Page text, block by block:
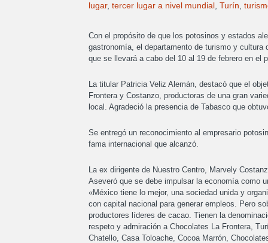
lugar, tercer lugar a nivel mundial Turín
Con el propósito de que los potosinos y estados
gastronomía, el departamento de turismo y
que se llevará a cabo del 10 al 19 de febrero en el
La titular Patricia Veliz Alemán, destacó que el
Frontera y Costanzo, productoras de una gran
local. Agradeció la presencia de Tabasco que
Se entregó un reconocimiento al empresario
fama internacional que alcanzó.
La ex dirigente de Nuestro Centro, Marvely
Aseveró que se debe impulsar la economía como
«México tiene lo mejor, una sociedad unida y
con capital nacional para generar empleos. Pero
productores líderes de cacao. Tienen la
respeto y admiración a Chocolates La Frontera,
Chatello, Casa Toloache, Cocoa Marrón,